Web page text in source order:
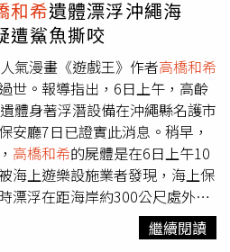
的價格應該會落在20萬人民幣左
圖／翻攝自新浪網）
和希遺體漂浮沖繩海
鯊魚撕咬
氣漫畫《遊戲王》作者高橋和希
世。報導指出，6日上午，高齡
體身著浮潛設備在沖繩縣名護市
安廳7日已證實此消息。稍早，
高橋和希的屍體是在6日上午10
海上遊樂設施業者發現，海上保
漂浮在距海岸約300公尺處外
到鯊魚等生物撕咬的痕跡。據
繩觀光，但租車業者卻在6日通
繼續閱讀